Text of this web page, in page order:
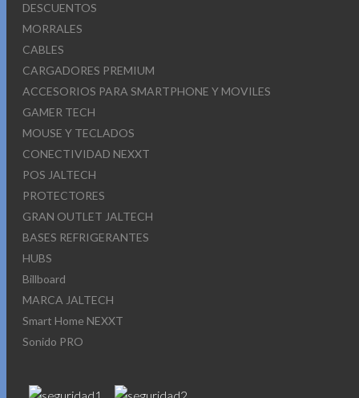
DESCUENTOS
MORRALES
CABLES
CARGADORES PREMIUM
ACCESORIOS PARA SMARTPHONE Y MOVILES
GAMER TECH
MOUSE Y TECLADOS
CONECTIVIDAD NEXXT
POS JALTECH
PROTECTORES
GRAN OUTLET JALTECH
BASES REFRIGERANTES
HUBS
Billboard
MARCA JALTECH
Smart Home NEXXT
Sonido PRO